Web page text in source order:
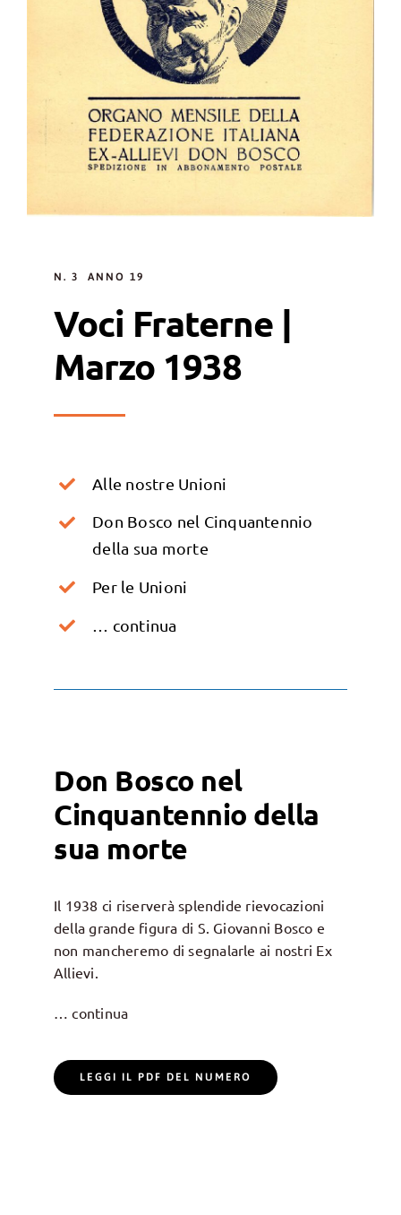
N. 3 ANNO 19
Voci Fraterne |
Marzo 1938
Alle nostre Unioni
Don Bosco nel Cinquantennio
della sua morte
Per le Unioni
… continua
Don Bosco nel
Cinquantennio della
sua morte
Il 1938 ci riserverà splendide rievocazioni
della grande figura di S. Giovanni Bosco e
non mancheremo di segnalarle ai nostri Ex
Allievi.
… continua
LEGGI IL PDF DEL NUMERO